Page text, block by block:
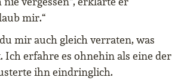
mir.“
mir auch gleich verraten, was
erfahre es ohnehin als eine der
ihn eindringlich.